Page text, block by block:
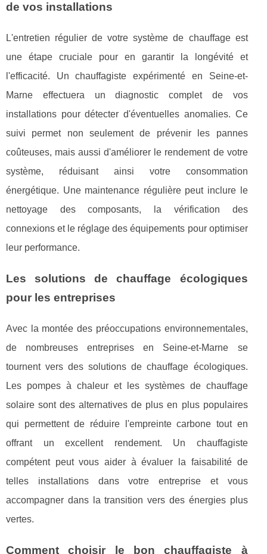
de vos installations
L'entretien régulier de votre système de chauffage est
une étape cruciale pour en garantir la longévité et
l'efficacité. Un chauffagiste expérimenté en Seine-et-
Marne effectuera un diagnostic complet de vos
installations pour détecter d'éventuelles anomalies. Ce
suivi permet non seulement de prévenir les pannes
coûteuses, mais aussi d'améliorer le rendement de votre
système, réduisant ainsi votre consommation
énergétique. Une maintenance régulière peut inclure le
nettoyage des composants, la vérification des
connexions et le réglage des équipements pour optimiser
leur performance.
Les solutions de chauffage écologiques
pour les entreprises
Avec la montée des préoccupations environnementales,
de nombreuses entreprises en Seine-et-Marne se
tournent vers des solutions de chauffage écologiques.
Les pompes à chaleur et les systèmes de chauffage
solaire sont des alternatives de plus en plus populaires
qui permettent de réduire l'empreinte carbone tout en
offrant un excellent rendement. Un chauffagiste
compétent peut vous aider à évaluer la faisabilité de
telles installations dans votre entreprise et vous
accompagner dans la transition vers des énergies plus
vertes.
Comment choisir le bon chauffagiste à